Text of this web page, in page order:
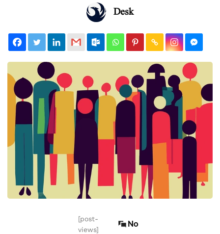
Desk
[post-
views]
No